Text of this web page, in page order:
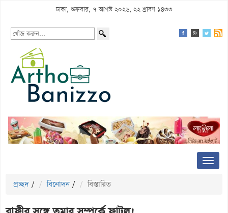
ঢাকা, শুক্রবার, ৭ আগস্ট ২০২৬, ২২ শ্রাবণ ১৪৩৩
প্রচ্ছদ / বিনোদন / বিস্তারিত